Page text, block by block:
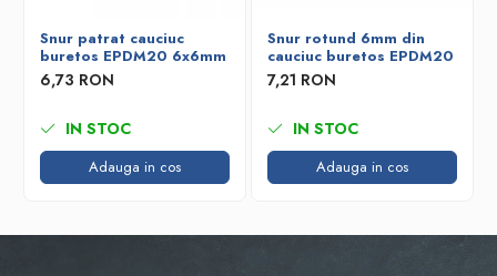
Snur patrat cauciuc
buretos EPDM20 6x6mm
6,73 RON
IN STOC
Adauga in cos
Snur rotund 6mm din
cauciuc buretos EPDM20
7,21 RON
IN STOC
Adauga in cos